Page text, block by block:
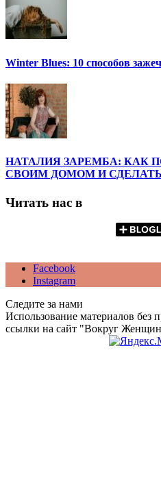
Winter Blues: 10 способов
НАТАЛИЯ ЗАРЕМБА: КАК
СВОИМ ДОМОМ И
Читать нас в
Facebook
Instagram
Следите за нами
Использование материалов без
ссылки на сайт "Вокруг